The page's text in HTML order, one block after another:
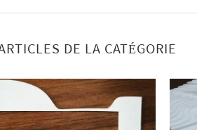
DE LA CATÉGORIE